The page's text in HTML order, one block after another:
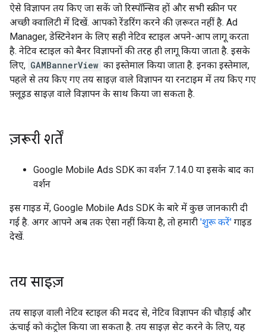
ऐसे विज्ञापन तय किए जा सकें जो रिस्पॉन्सिव हों और सभी स्क्रीन पर
अच्छी क्वालिटी में दिखें. आपको रेंडरिंग करने की ज़रूरत नहीं है. Ad
Manager, डेस्टिनेशन के लिए सही नेटिव स्टाइल अपने-आप लागू करता
है. नेटिव स्टाइल को बैनर विज्ञापनों की तरह ही लागू किया जाता है. इसके
लिए, GAMBannerView का इस्तेमाल किया जाता है. इनका इस्तेमाल,
पहले से तय किए गए तय साइज़ वाले विज्ञापन या रनटाइम में तय किए गए
फ़्लूइड साइज़ वाले विज्ञापन के साथ किया जा सकता है.
ज़रूरी शर्तें
Google Mobile Ads SDK का वर्शन 7.14.0 या इसके बाद का
वर्शन
इस गाइड में, Google Mobile Ads SDK के बारे में कुछ जानकारी दी
गई है. अगर आपने अब तक ऐसा नहीं किया है, तो हमारी 'शुरू करें' गाइड
देखें.
तय साइज़
तय साइज़ वाली नेटिव स्टाइल की मदद से, नेटिव विज्ञापन की चौड़ाई और
ऊंचाई को कंट्रोल किया जा सकता है. तय साइज़ सेट करने के लिए, यह